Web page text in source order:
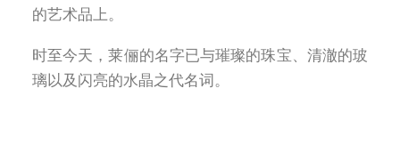
的艺术品上。
时至今天，莱俪的名字已与璀璨的珠宝、清澈的玻
璃以及闪亮的水晶之代名词。